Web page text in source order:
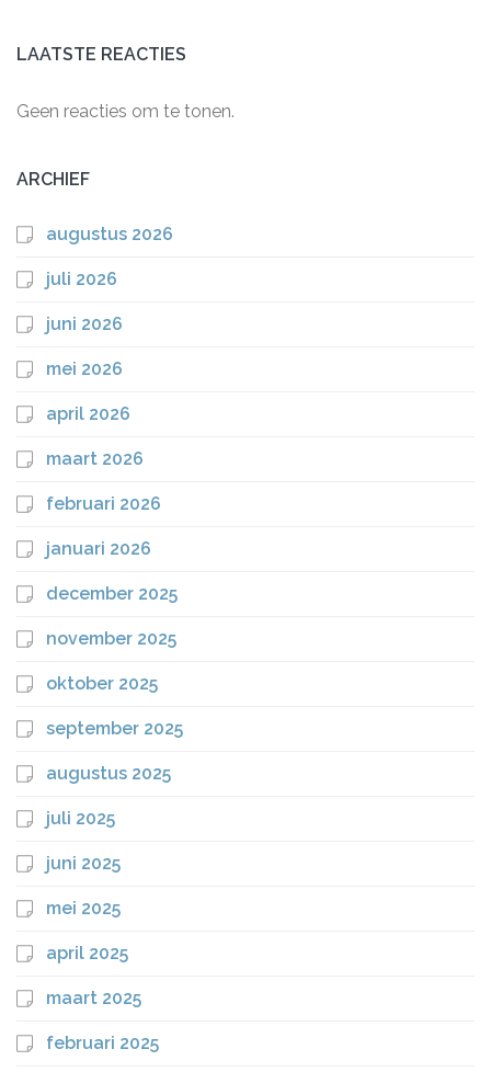
LAATSTE REACTIES
Geen reacties om te tonen.
ARCHIEF
augustus 2026
juli 2026
juni 2026
mei 2026
april 2026
maart 2026
februari 2026
januari 2026
december 2025
november 2025
oktober 2025
september 2025
augustus 2025
juli 2025
juni 2025
mei 2025
april 2025
maart 2025
februari 2025